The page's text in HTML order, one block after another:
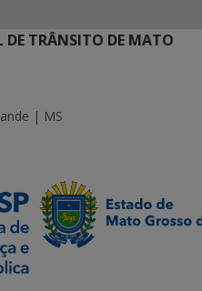
DE TRÂNSITO DE MATO
| MS